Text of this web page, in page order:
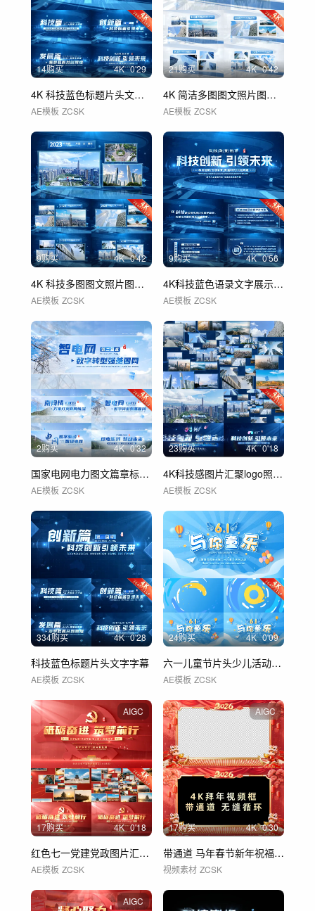
14购买 4K 0'29
4K 科技蓝色标题片头文字字幕 03
AE模板 ZCSK
21购买 4K 0'42
4K 简洁多图图文照片图片文字展示 01
AE模板 ZCSK
9购买 4K 0'42
4K 科技多图图文照片图片文字展示 01
AE模板 ZCSK
9购买 4K 0'56
4K科技蓝色语录文字展示字幕标题 01
AE模板 ZCSK
2购买 4K 0'32
国家电网电力图文篇章标题文字片头 01
AE模板 ZCSK
23购买 4K 0'18
4K科技感图片汇聚logo照片汇聚文字
AE模板 ZCSK
334购买 4K 0'28
科技蓝色标题片头文字字幕
AE模板 ZCSK
24购买 4K 0'09
六一儿童节片头少儿活动片尾AE模板 01
AE模板 ZCSK
AIGC
17购买 4K 0'18
红色七一党建党政图片汇聚照片汇聚文字
AE模板 ZCSK
AIGC
17购买 4K 0'30
带通道 马年春节新年祝福拜年视频框 B
视频素材 ZCSK
AIGC